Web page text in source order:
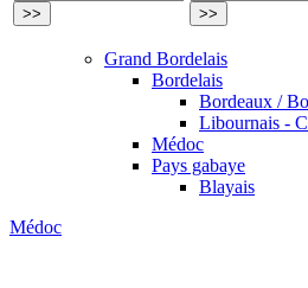
Grand Bordelais
Bordelais
Bordeaux /
Libournais -
Médoc
Pays gabaye
Blayais
Médoc